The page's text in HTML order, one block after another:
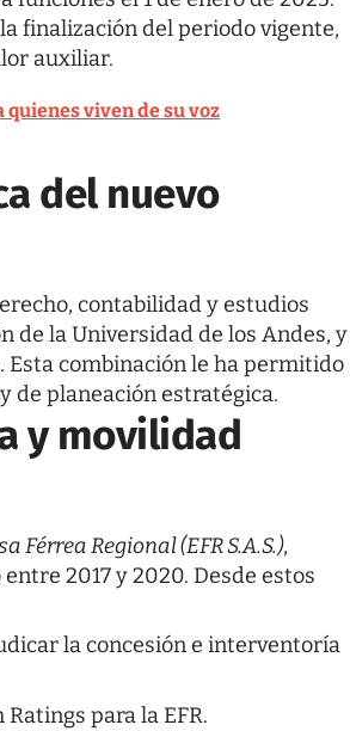
finalización del periodo vigente,
auxiliar.
viven de su voz
del nuevo
contabilidad y estudios
de la Universidad de los Andes, y
Esta combinación le ha permitido
de planeación estratégica.
y movilidad
Férrea Regional (EFR S.A.S.),
2017 y 2020. Desde estos
la concesión e interventoría
Ratings para la EFR.